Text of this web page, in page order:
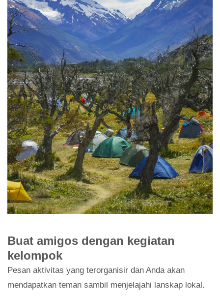
Buat amigos dengan kegiatan
kelompok
Pesan aktivitas yang terorganisir dan Anda akan
mendapatkan teman sambil menjelajahi lanskap lokal.